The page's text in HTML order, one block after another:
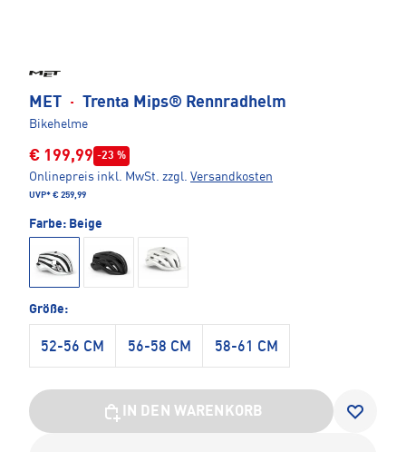
MET · Trenta Mips® Rennradhelm
Bikehelme
€ 199,99 -23 %
Onlinepreis inkl. MwSt. zzgl. Versandkosten
UVP* € 259,99
Farbe: Beige
Größe:
52-56 CM 56-58 CM 58-61 CM
IN DEN WARENKORB